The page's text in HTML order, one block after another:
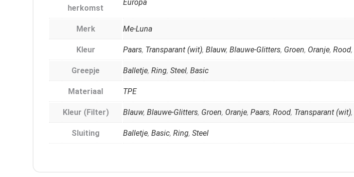
herkomst
Europa
Merk Me-Luna
Kleur Paars, Transparant (wit), Blauw, Blauwe-Glitters, Groen, Oranje, Rood,
Greepje Balletje, Ring, Steel, Basic
Materiaal TPE
Kleur (Filter) Blauw, Blauwe-Glitters, Groen, Oranje, Paars, Rood, Transparant (wit),
Sluiting Balletje, Basic, Ring, Steel